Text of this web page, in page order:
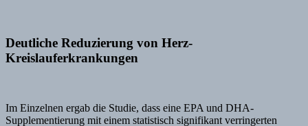
Deutliche Reduzierung von Herz-
Kreislauferkrankungen
Im Einzelnen ergab die Studie, dass eine EPA und DHA-
Supplementierung mit einem statistisch signifikant verringerten